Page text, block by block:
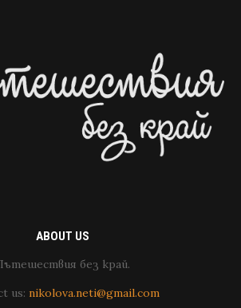
ABOUT US
без край.
us: nikolova.neti@gmail.com